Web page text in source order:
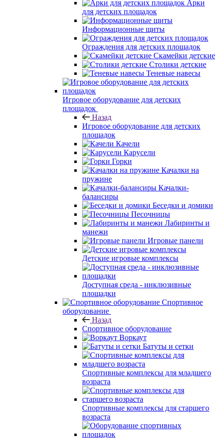
Арки
для детских площадок
Информационные щиты
Ограждения для детских площадок
Скамейки детские
Столики детские
Теневые навесы
Игровое оборудование для детских
площадок
Назад
Игровое оборудование для детских
площадок
Качели
Карусели
Горки
Качалки на
пружине
Качалки-
балансиры
Беседки и домики
Песочницы
Лабиринты и
манежи
Игровые панели
Детские игровые комплексы
Доступная среда - инклюзивные
площадки
Спортивное
оборудование
Назад
Спортивное оборудование
Воркаут
Батуты и сетки
Спортивные комплексы для младшего
возраста
Спортивные комплексы для старшего
возраста